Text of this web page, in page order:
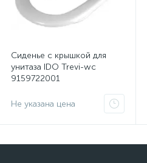
Сиденье с крышкой для
унитаза IDO Trevi-wc
9159722001
Не указана цена